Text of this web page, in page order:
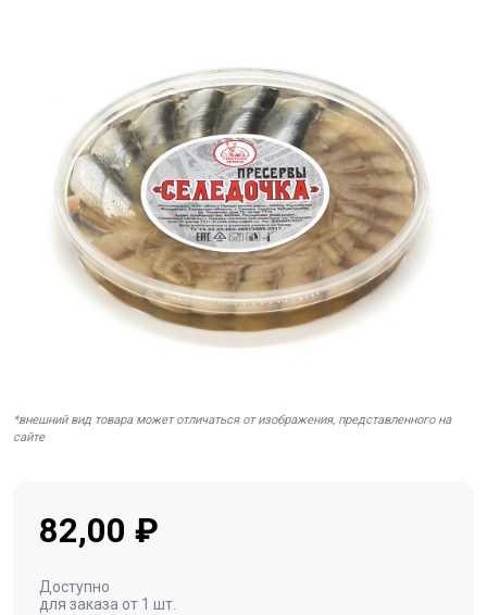
*внешний вид товара может отличаться от изображения, представленного на
сайте
82,00 ₽
Доступно
для заказа от 1 шт.